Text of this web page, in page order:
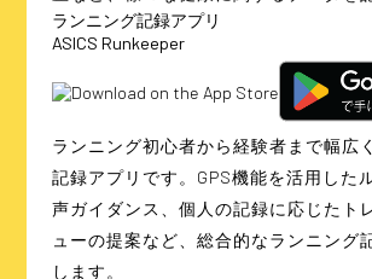
ランニング記録アプリ
ASICS Runkeeper
ランニング初心者から経験者まで幅広
記録アプリです。GPS機能を活用した
声ガイダンス、個人の記録に応じたト
ューの提案など、総合的なランニング
します。